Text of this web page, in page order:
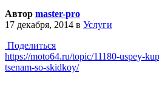
Автор master-pro
17 декабря, 2014 в Услуги
Поделиться
https://moto64.ru/topic/11180-uspey-
tsenam-so-skidkoy/